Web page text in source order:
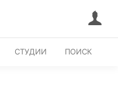
СТУДИИ ПОИСК